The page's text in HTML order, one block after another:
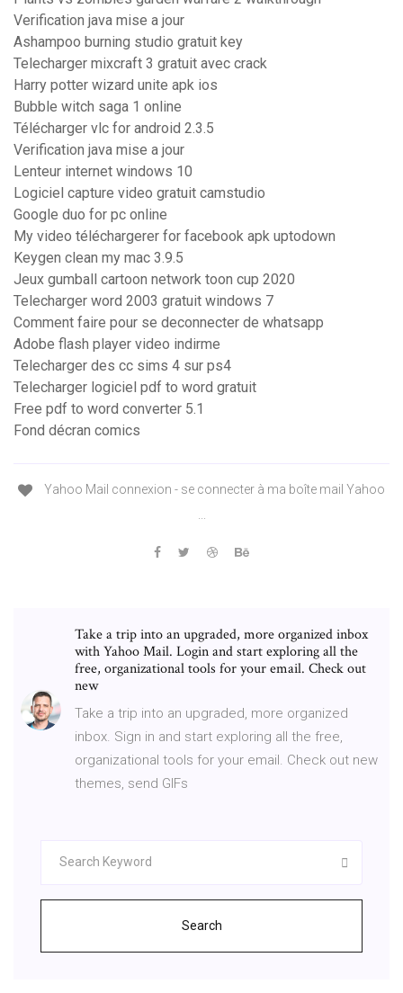
Verification java mise a jour
Ashampoo burning studio gratuit key
Telecharger mixcraft 3 gratuit avec crack
Harry potter wizard unite apk ios
Bubble witch saga 1 online
Télécharger vlc for android 2.3.5
Verification java mise a jour
Lenteur internet windows 10
Logiciel capture video gratuit camstudio
Google duo for pc online
My video téléchargerer for facebook apk uptodown
Keygen clean my mac 3.9.5
Jeux gumball cartoon network toon cup 2020
Telecharger word 2003 gratuit windows 7
Comment faire pour se deconnecter de whatsapp
Adobe flash player video indirme
Telecharger des cc sims 4 sur ps4
Telecharger logiciel pdf to word gratuit
Free pdf to word converter 5.1
Fond décran comics
Yahoo Mail connexion - se connecter à ma boîte mail Yahoo
Take a trip into an upgraded, more organized inbox
with Yahoo Mail. Login and start exploring all the
free, organizational tools for your email. Check out
new
Take a trip into an upgraded, more organized
inbox. Sign in and start exploring all the free,
organizational tools for your email. Check out new
themes, send GIFs
Search